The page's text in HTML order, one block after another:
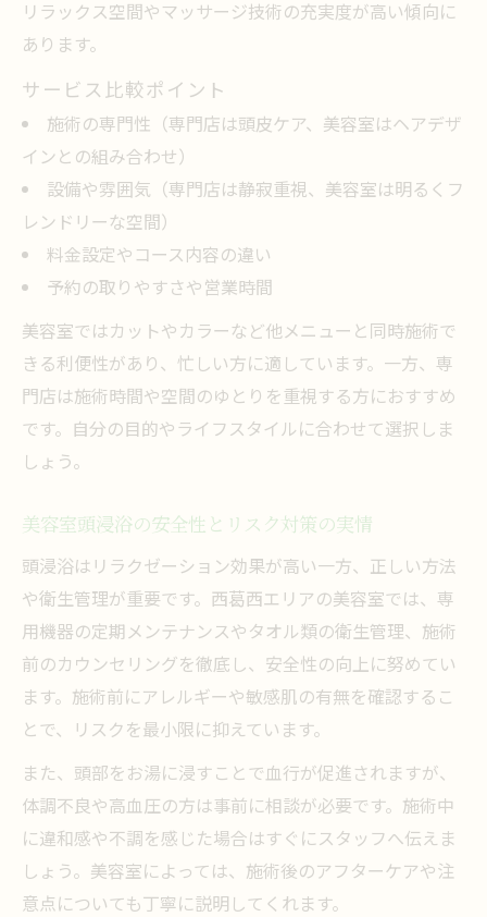
リラックス空間やマッサージ技術の充実度が高い傾向に
あります。
サービス比較ポイント
施術の専門性（専門店は頭皮ケア、美容室はヘアデザ
インとの組み合わせ）
設備や雰囲気（専門店は静寂重視、美容室は明るくフ
レンドリーな空間）
料金設定やコース内容の違い
予約の取りやすさや営業時間
美容室ではカットやカラーなど他メニューと同時施術で
きる利便性があり、忙しい方に適しています。一方、専
門店は施術時間や空間のゆとりを重視する方におすすめ
です。自分の目的やライフスタイルに合わせて選択しま
しょう。
美容室頭浸浴の安全性とリスク対策の実情
頭浸浴はリラクゼーション効果が高い一方、正しい方法
や衛生管理が重要です。西葛西エリアの美容室では、専
用機器の定期メンテナンスやタオル類の衛生管理、施術
前のカウンセリングを徹底し、安全性の向上に努めてい
ます。施術前にアレルギーや敏感肌の有無を確認するこ
とで、リスクを最小限に抑えています。
また、頭部をお湯に浸すことで血行が促進されますが、
体調不良や高血圧の方は事前に相談が必要です。施術中
に違和感や不調を感じた場合はすぐにスタッフへ伝えま
しょう。美容室によっては、施術後のアフターケアや注
意点についても丁寧に説明してくれます。